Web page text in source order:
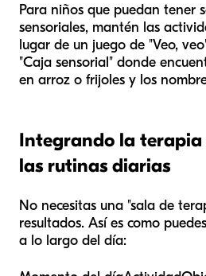
Para niños que puedan tener
sensoriales, mantén las
lugar de un juego de "Veo,
"Caja sensorial" donde
en arroz o frijoles y los
Integrando la terapia
las rutinas diarias
No necesitas una "sala de
resultados. Así es como
a lo largo del día: